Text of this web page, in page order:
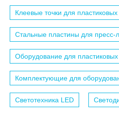
Клеевые точки для пластиковых
Стальные пластины для пресс-
Оборудование для пластиковых
Комплектующие для
Светотехника LED